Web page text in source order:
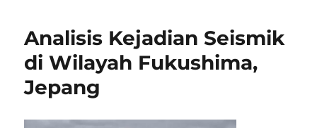
Analisis Kejadian Seismik
di Wilayah Fukushima,
Jepang